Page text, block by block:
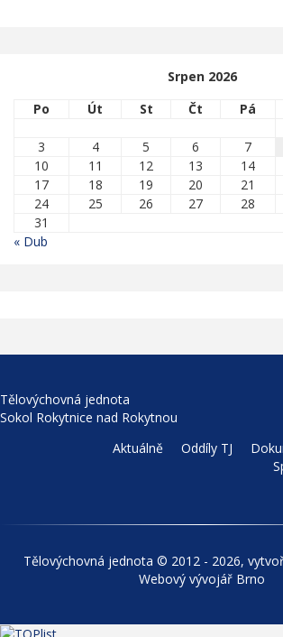
Srpen 2026
Po
Út St Čt Pá
3
4 5 6 7
10
11 12 13 14
17
18 19 20 21
24
25 26 27 28
31
« Dub
Tělovýchovná jednota
Sokol Rokytnice nad Rokytnou
Aktuálně
Oddíly TJ
Tělovýchovná jednota © 2012 - 2026,
Webový vývojář Brno